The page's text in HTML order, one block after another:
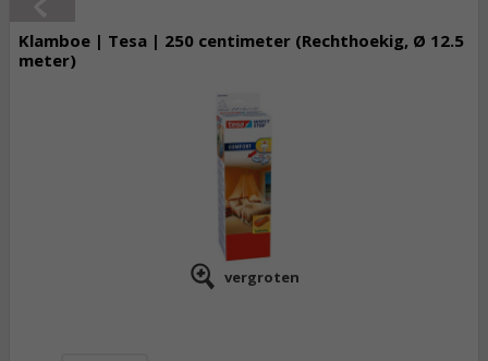
Klamboe | Tesa | 250 centimeter (Rechthoekig, Ø 12.5
meter)
vergroten